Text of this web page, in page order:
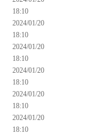
18:10
2024/01/20
18:10
2024/01/20
18:10
2024/01/20
18:10
2024/01/20
18:10
2024/01/20
18:10